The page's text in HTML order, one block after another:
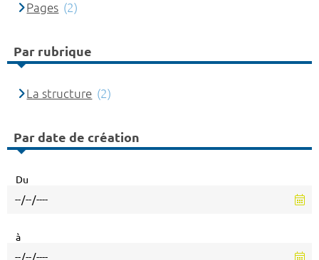
Pages (2)
Par rubrique
La structure (2)
Par date de création
Du
à